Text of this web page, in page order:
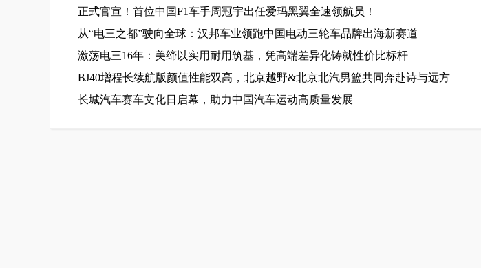
正式官宣！首位中国F1车手周冠宇出任爱玛黑翼全速领航员！
从“电三之都”驶向全球：汉邦车业领跑中国电动三轮车品牌出海新赛道
激荡电三16年：美缔以实用耐用筑基，凭高端差异化铸就性价比标杆
BJ40增程长续航版颜值性能双高，北京越野&北京北汽男篮共同奔赴诗与远方
长城汽车赛车文化日启幕，助力中国汽车运动高质量发展